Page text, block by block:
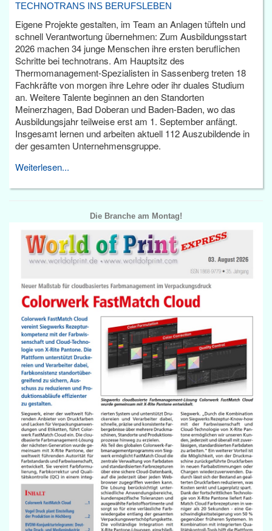
TECHNOTRANS INS BERUFSLEBEN
Eigene Projekte gestalten, im Team an Anlagen tüfteln und
schnell Verantwortung übernehmen: Zum Ausbildungsstart
2026 machen 34 junge Menschen ihre ersten beruflichen
Schritte bei technotrans. Am Hauptsitz des
Thermomanagement-Spezialisten in Sassenberg treten 18
Fachkräfte von morgen ihre Lehre oder ihr duales Studium
an. Weitere Talente beginnen an den Standorten
Meinerzhagen, Bad Doberan und Baden-Baden, wo das
Ausbildungsjahr teilweise erst am 1. September anfängt.
Insgesamt lernen und arbeiten aktuell 112 Auszubildende in
der gesamten Unternehmensgruppe.
Weiterlesen...
Die Branche am Montag!